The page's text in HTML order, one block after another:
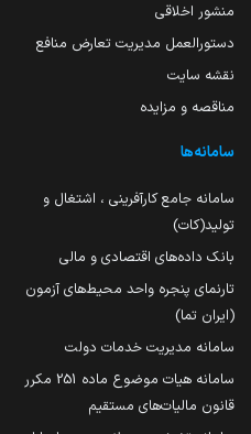
منشور اخلاقی
دستورالعمل مدیریت تعارض منافع
نقشه سایت
مناقصه و مزایده
سامانه‌ها
سامانه جامع کارآفرینی ، اشتغال و
تولید(کات)
بانک داده‌های اقتصادی و مالی
تارنمای پنجره واحد محیط‌های آزمون
(ایران تما)
سامانه مدیریت خدمات دولت
سامانه هیات موضوع ماده 251 مکرر
قانون مالیات‌های مستقیم